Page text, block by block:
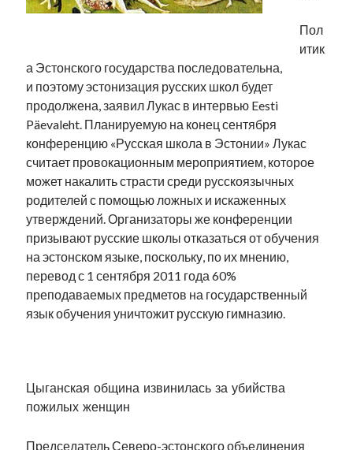
Пол
итик
а Эстонского государства последовательна,
и поэтому эстонизация русских школ будет
продолжена, заявил Лукас в интервью Eesti
Päevaleht. Планируемую на конец сентября
конференцию «Русская школа в Эстонии» Лукас
считает провокационным мероприятием, которое
может накалить страсти среди русскоязычных
родителей с помощью ложных и искаженных
утверждений. Организаторы же конференции
призывают русские школы отказаться от обучения
на эстонском языке, поскольку, по их мнению,
перевод с 1 сентября 2011 года 60%
преподаваемых предметов на государственный
язык обучения уничтожит русскую гимназию.
Цыганская община извинилась за убийства
пожилых женщин
Председатель Северо-эстонского объединения